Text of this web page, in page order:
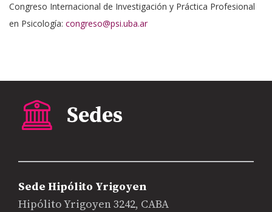
Congreso Internacional de Investigación y Práctica Profesional
en Psicología: congreso@psi.uba.ar
Sede Hipólito Yrigoyen
Hipólito Yrigoyen 3242, CABA